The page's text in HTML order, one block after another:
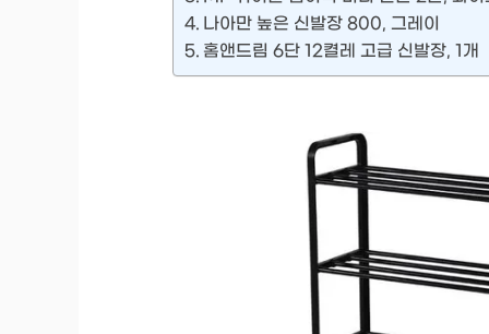
나아만 높은 신발장 800, 그레이
홈앤드림 6단 12켤레 고급 신발장, 1개